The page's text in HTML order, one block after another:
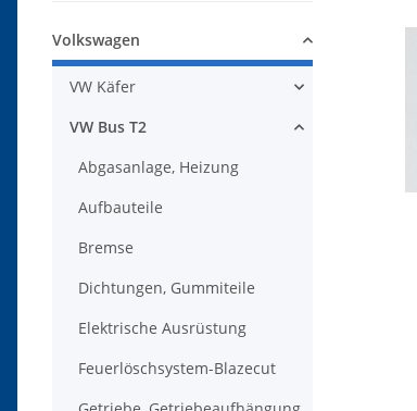
Volkswagen
VW Käfer
VW Bus T2
Abgasanlage, Heizung
Aufbauteile
Bremse
Dichtungen, Gummiteile
Elektrische Ausrüstung
Feuerlöschsystem-Blazecut